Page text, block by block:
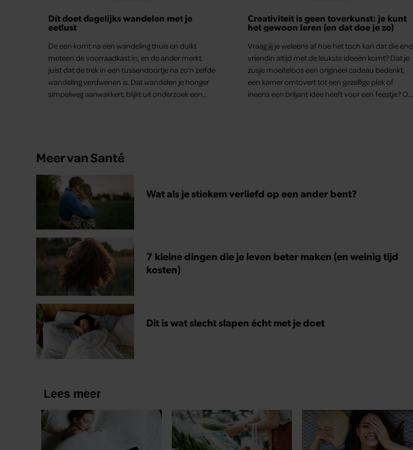
Dít doet dagelijks wandelen met je
eetlust
De een komt na een wandeling thuis en duikt
meteen de voorraadkast in, en de ander merkt
juist dat de trek in een tussendoortje na zo’n zelfde
wandeling verdwenen is. Dat wandelen je honger
simpelweg aanwakkert, blijkt uit onderzoek een
Creativiteit is geen toverkunst: je kunt
het gewoon leren (en dat doe je zo)
Vraag jij je weleens af hoe het toch kan dat die ene
vriendin altijd met de leukste ideeën komt? Dat je
zusje moeiteloos een origineel cadeau bedenkt,
een kamer omtovert tot een gezellige plek of
ineens een briljant idee heeft voor een feestje? Of
Meer van Santé
Wat als je stiekem verliefd op een ander bent?
7 kleine dingen die je leven beter maken (en weinig tijd
kosten)
Dit is wat slecht slapen écht met je doet